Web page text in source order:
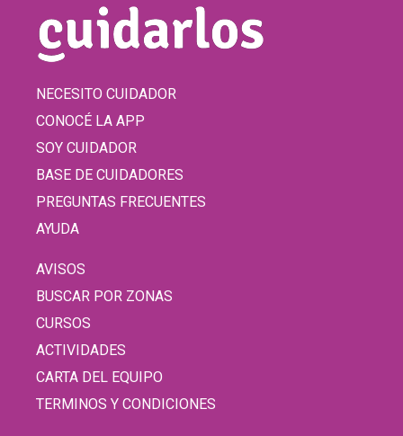
NECESITO CUIDADOR
CONOCÉ LA APP
SOY CUIDADOR
BASE DE CUIDADORES
PREGUNTAS FRECUENTES
AYUDA
AVISOS
BUSCAR POR ZONAS
CURSOS
ACTIVIDADES
CARTA DEL EQUIPO
TERMINOS Y CONDICIONES